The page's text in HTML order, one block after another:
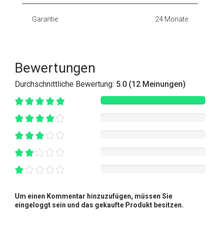
Garantie 24 Monate
Bewertungen
Durchschnittliche Bewertung: 5.0 (12 Meinungen)
Um einen Kommentar hinzuzufügen, müssen Sie
eingeloggt sein und das gekaufte Produkt besitzen.